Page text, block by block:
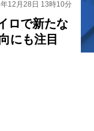
12月28日 13時10分
ロで新たな
にも注目